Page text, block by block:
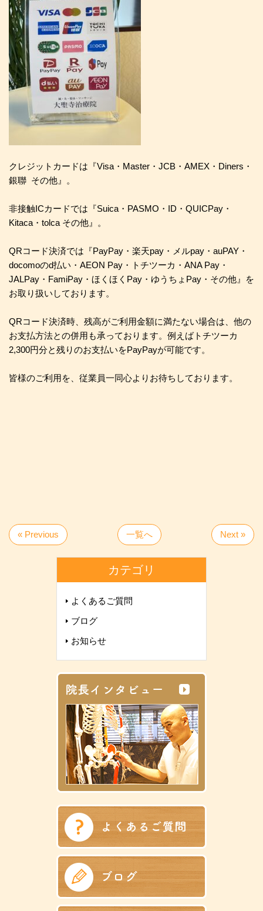
クレジットカードは『Visa・Master・JCB・AMEX・Diners・
銀聯 その他』。
非接触ICカードでは『Suica・PASMO・ID・QUICPay・
Kitaca・tolca その他』。
QRコード決済では『PayPay・楽天pay・メルpay・auPAY・
docomoのd払い・AEON Pay・トチツーカ・ANA Pay・
JALPay・FamiPay・ほくほくPay・ゆうちょPay・その他』を
お取り扱いしております。
QRコード決済時、残高がご利用金額に満たない場合は、他の
お支払方法との併用も承っております。例えばトチツーカ
2,300円分と残りのお支払いをPayPayが可能です。
皆様のご利用を、従業員一同心よりお待ちしております。
« Previous 一覧へ Next »
カテゴリ
よくあるご質問
ブログ
お知らせ